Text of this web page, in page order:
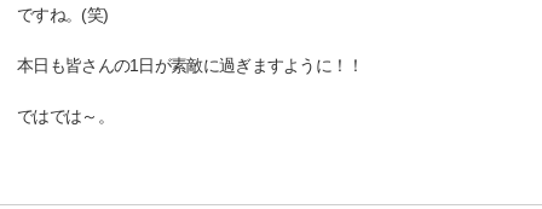
ですね。(笑)
本日も皆さんの1日が素敵に過ぎますように！！
ではでは～。